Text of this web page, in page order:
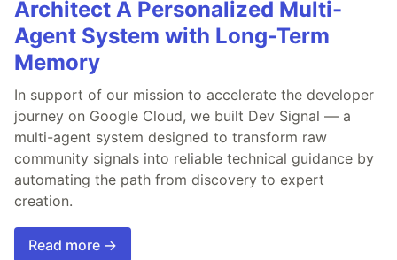
Architect A Personalized Multi-
Agent System with Long-Term
Memory
In support of our mission to accelerate the developer
journey on Google Cloud, we built Dev Signal — a
multi-agent system designed to transform raw
community signals into reliable technical guidance by
automating the path from discovery to expert
creation.
Read more →